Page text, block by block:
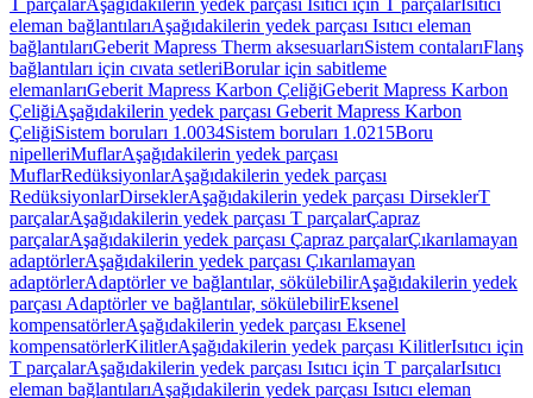
T parçalarAşağıdakilerin yedek parçası Isıtıcı için T parçalarIsıtıcı
eleman bağlantılarıAşağıdakilerin yedek parçası Isıtıcı eleman
bağlantılarıGeberit Mapress Therm aksesuarlarıSistem contalarıFlanş
bağlantıları için cıvata setleriBorular için sabitleme
elemanlarıGeberit Mapress Karbon ÇeliğiGeberit Mapress Karbon
ÇeliğiAşağıdakilerin yedek parçası Geberit Mapress Karbon
ÇeliğiSistem boruları 1.0034Sistem boruları 1.0215Boru
nipelleriMuflarAşağıdakilerin yedek parçası
MuflarRedüksiyonlarAşağıdakilerin yedek parçası
RedüksiyonlarDirseklerAşağıdakilerin yedek parçası DirseklerT
parçalarAşağıdakilerin yedek parçası T parçalarÇapraz
parçalarAşağıdakilerin yedek parçası Çapraz parçalarÇıkarılamayan
adaptörlerAşağıdakilerin yedek parçası Çıkarılamayan
adaptörlerAdaptörler ve bağlantılar, sökülebilirAşağıdakilerin yedek
parçası Adaptörler ve bağlantılar, sökülebilirEksenel
kompensatörlerAşağıdakilerin yedek parçası Eksenel
kompensatörlerKilitlerAşağıdakilerin yedek parçası KilitlerIsıtıcı için
T parçalarAşağıdakilerin yedek parçası Isıtıcı için T parçalarIsıtıcı
eleman bağlantılarıAşağıdakilerin yedek parçası Isıtıcı eleman